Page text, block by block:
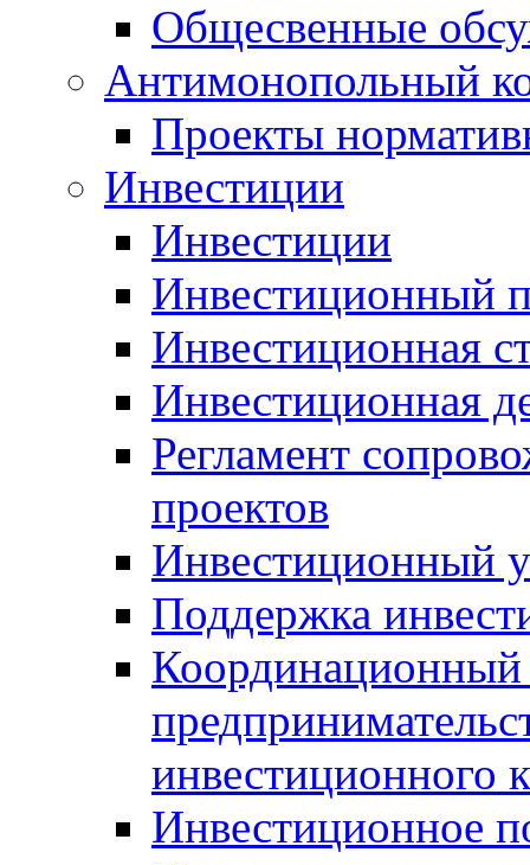
Общесвенные
Антимонопольный
Проекты
Инвестиции
Инвестиции
Инвестиционный
Инвестиционная
Инвестиционная
Регламент
проектов
Инвестиционный
Поддержка
Координационный
инвестиционного
Инвестиционное